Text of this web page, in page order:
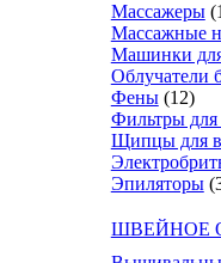
Массажеры
Массажные
Машинки
Облучатели
Фены (12)
Фильтры
Щипцы для
Эпиляторы
ШВЕЙНОЕ